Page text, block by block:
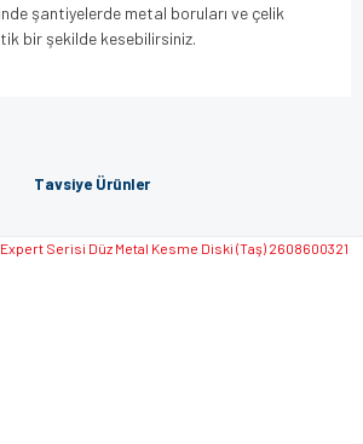
şantiyelerde metal boruları ve çelik
bir şekilde kesebilirsiniz.
Bu ürüne ilk yorumu siz yapın!
Yorum Yaz
iletebilirsiniz.
Tavsiye Ürünler